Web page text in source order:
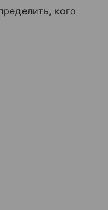
кого